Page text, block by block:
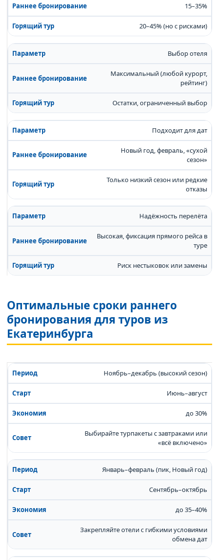
15–35%
20–45% (но с рисками)
Выбор отеля
Максимальный (любой курорт,
рейтинг)
Остатки, ограниченный выбор
Подходит для дат
Новый год, февраль, «сухой
сезон»
Только низкий сезон или редкие
отказы
Надёжность перелёта
Высокая, фиксация прямого рейса в
туре
Риск нестыковок или замены
Оптимальные сроки раннего
бронирования для туров из
Екатеринбурга
Ноябрь–декабрь (высокий сезон)
Июнь–август
до 30%
Выбирайте турпакеты с завтраками или
«всё включено»
Январь–февраль (пик, Новый год)
Сентябрь–октябрь
до 35–40%
Закрепляйте отели с гибкими условиями
обмена дат